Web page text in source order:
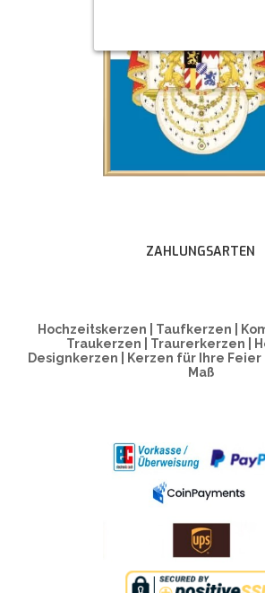
ZAHLUNGSARTEN
Hochzeitskerzen | Taufkerzen |
Traukerzen | Traurerkerzen |
Designkerzen | Kerzen für Ihre
Maß